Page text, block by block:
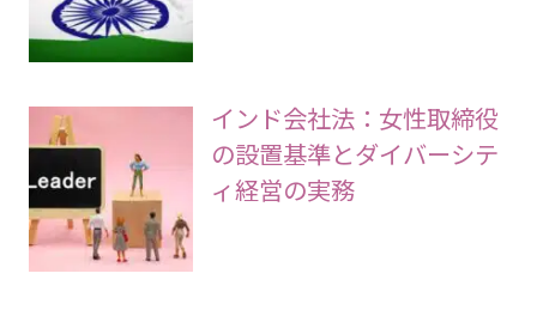
インド会社法：女性取締役
の設置基準とダイバーシテ
ィ経営の実務